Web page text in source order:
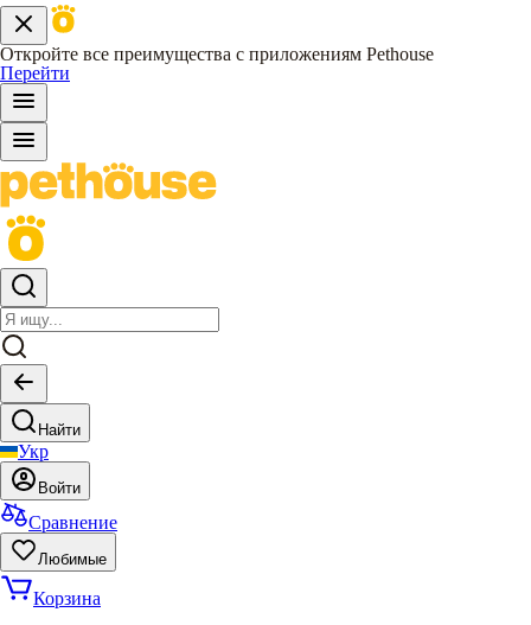
Откройте все преимущества с приложениям Pethouse
Перейти
Найти
Укр
Войти
Сравнение
Любимые
Корзина